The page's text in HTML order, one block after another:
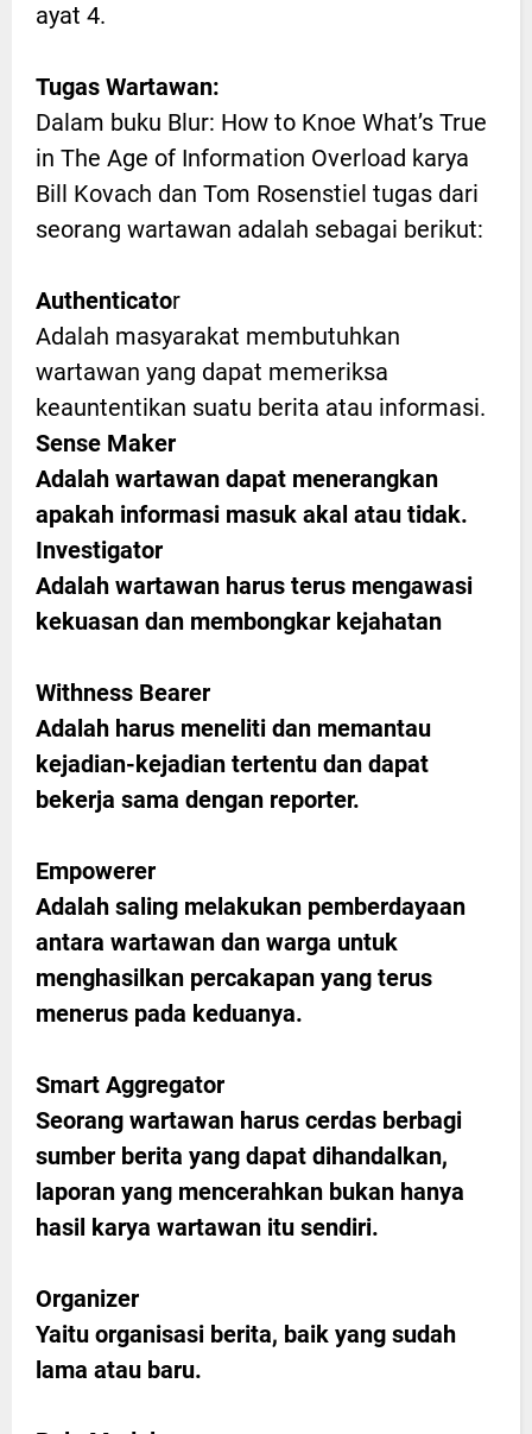
ayat 4.
Tugas Wartawan:
Dalam buku Blur: How to Knoe What’s True
in The Age of Information Overload karya
Bill Kovach dan Tom Rosenstiel tugas dari
seorang wartawan adalah sebagai berikut:
Authenticator
Adalah masyarakat membutuhkan
wartawan yang dapat memeriksa
keauntentikan suatu berita atau informasi.
Sense Maker
Adalah wartawan dapat menerangkan
apakah informasi masuk akal atau tidak.
Investigator
Adalah wartawan harus terus mengawasi
kekuasan dan membongkar kejahatan
Withness Bearer
Adalah harus meneliti dan memantau
kejadian-kejadian tertentu dan dapat
bekerja sama dengan reporter.
Empowerer
Adalah saling melakukan pemberdayaan
antara wartawan dan warga untuk
menghasilkan percakapan yang terus
menerus pada keduanya.
Smart Aggregator
Seorang wartawan harus cerdas berbagi
sumber berita yang dapat dihandalkan,
laporan yang mencerahkan bukan hanya
hasil karya wartawan itu sendiri.
Organizer
Yaitu organisasi berita, baik yang sudah
lama atau baru.